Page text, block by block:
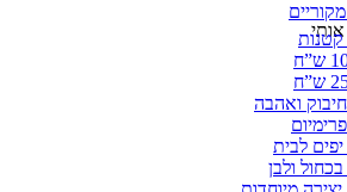
אותי
ואהבה
לבית
ולבן